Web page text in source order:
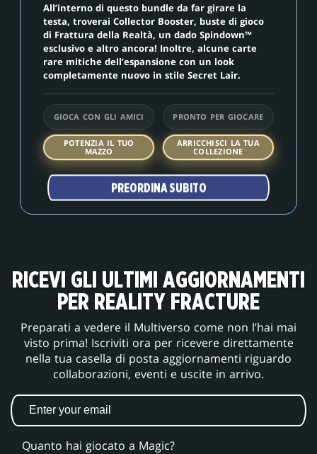
All’interno di questo bundle da far girare la
testa, troverai Collector Booster, buste di gioco
di Frattura della Realtà, un dado Spindown™
esclusivo e altro ancora! Inoltre, alcune carte
rare mitiche dell’espansione con un look
completamente nuovo in stile Secret Lair.
GIOCA CON GLI AMICI PRONTO PER GIOCARE
POTENZIA IL TUO
MAZZO
ARRICCHISCI LA TUA
COLLEZIONE
PREORDINA SUBITO
RICEVI GLI ULTIMI AGGIORNAMENTI
PER REALITY FRACTURE
Preparati a vedere il Multiverso come non l’hai mai
visto prima! Iscriviti ora per ricevere direttamente
nella tua casella di posta aggiornamenti riguardo
collaborazioni, eventi e uscite in arrivo.
Quanto hai giocato a Magic?